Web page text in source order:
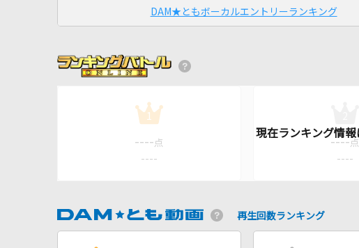
DAM★ともボーカルエントリーランキング
1
---- 点
----
---- 点
----
再生回数ランキング